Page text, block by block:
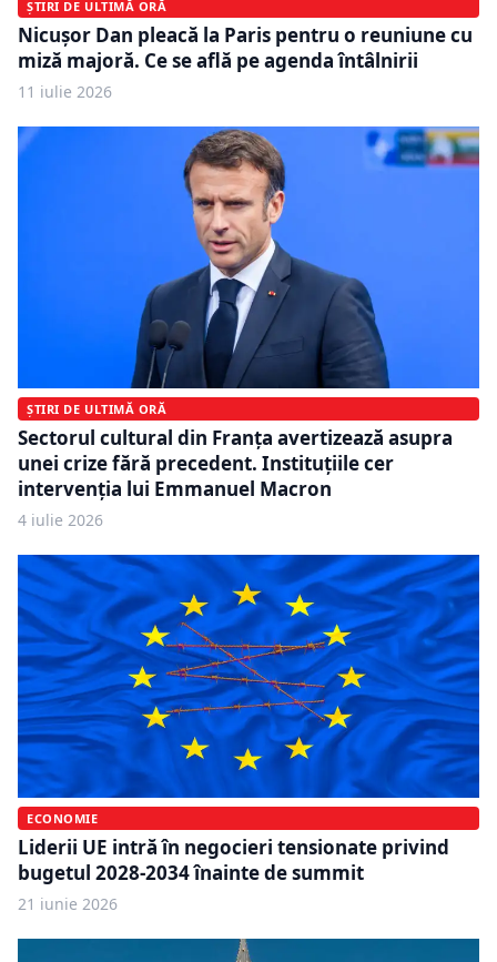
ȘTIRI DE ULTIMĂ ORĂ
Nicușor Dan pleacă la Paris pentru o reuniune cu
miză majoră. Ce se află pe agenda întâlnirii
11 iulie 2026
ȘTIRI DE ULTIMĂ ORĂ
Sectorul cultural din Franța avertizează asupra
unei crize fără precedent. Instituțiile cer
intervenția lui Emmanuel Macron
4 iulie 2026
ECONOMIE
Liderii UE intră în negocieri tensionate privind
bugetul 2028-2034 înainte de summit
21 iunie 2026